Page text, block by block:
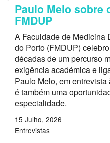
Paulo Melo sobre
FMDUP
A Faculdade de Medicina
do Porto (FMDUP)
décadas de um percurso
exigência académica e
Paulo Melo, em
é também uma
especialidade.
15 Julho, 2026
Entrevistas